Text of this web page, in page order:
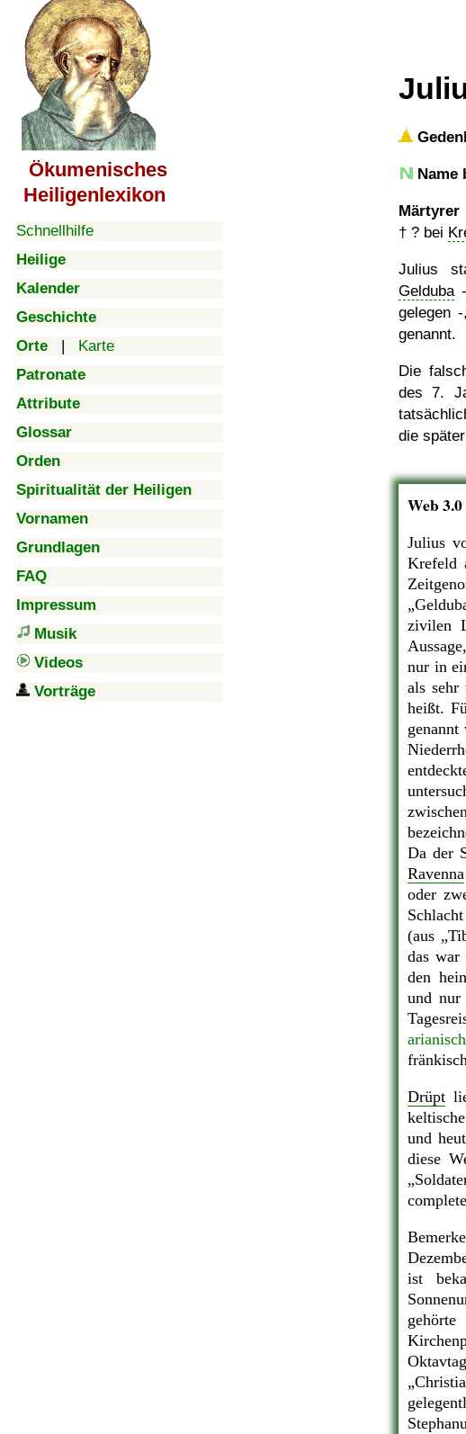
Ökumenisches
Heiligenlexikon
Schnellhilfe
Heilige
Kalender
Geschichte
Orte | Karte
Patronate
Attribute
Glossar
Orden
Spiritualität der Heiligen
Vornamen
Grundlagen
FAQ
Impressum
Musik
Videos
Vorträge
Name
Märtyrer
† ? bei
Julius
Gelduba-
gelegen
genannt.
Die
des 7.
die
Web
Julius
Krefeld
zivilen
nur in
als sehr
heißt.
Da der
Ravenna
oder
(aus
das war
den
und nur
Drüpt
und
diese
ist